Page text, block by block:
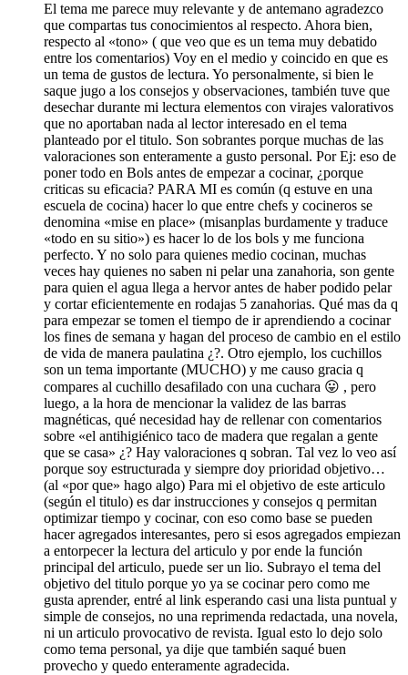
El tema me parece muy relevante y de antemano agradezco
que compartas tus conocimientos al respecto. Ahora bien,
respecto al «tono» ( que veo que es un tema muy debatido
entre los comentarios) Voy en el medio y coincido en que es
un tema de gustos de lectura. Yo personalmente, si bien le
saque jugo a los consejos y observaciones, también tuve que
desechar durante mi lectura elementos con virajes valorativos
que no aportaban nada al lector interesado en el tema
planteado por el titulo. Son sobrantes porque muchas de las
valoraciones son enteramente a gusto personal. Por Ej: eso de
poner todo en Bols antes de empezar a cocinar, ¿porque
criticas su eficacia? PARA MI es común (q estuve en una
escuela de cocina) hacer lo que entre chefs y cocineros se
denomina «mise en place» (misanplas burdamente y traduce
«todo en su sitio») es hacer lo de los bols y me funciona
perfecto. Y no solo para quienes medio cocinan, muchas
veces hay quienes no saben ni pelar una zanahoria, son gente
para quien el agua llega a hervor antes de haber podido pelar
y cortar eficientemente en rodajas 5 zanahorias. Qué mas da q
para empezar se tomen el tiempo de ir aprendiendo a cocinar
los fines de semana y hagan del proceso de cambio en el estilo
de vida de manera paulatina ¿?. Otro ejemplo, los cuchillos
son un tema importante (MUCHO) y me causo gracia q
compares al cuchillo desafilado con una cuchara 😛 , pero
luego, a la hora de mencionar la validez de las barras
magnéticas, qué necesidad hay de rellenar con comentarios
sobre «el antihigiénico taco de madera que regalan a gente
que se casa» ¿? Hay valoraciones q sobran. Tal vez lo veo así
porque soy estructurada y siempre doy prioridad objetivo…
(al «por que» hago algo) Para mi el objetivo de este articulo
(según el titulo) es dar instrucciones y consejos q permitan
optimizar tiempo y cocinar, con eso como base se pueden
hacer agregados interesantes, pero si esos agregados empiezan
a entorpecer la lectura del articulo y por ende la función
principal del articulo, puede ser un lio. Subrayo el tema del
objetivo del titulo porque yo ya se cocinar pero como me
gusta aprender, entré al link esperando casi una lista puntual y
simple de consejos, no una reprimenda redactada, una novela,
ni un articulo provocativo de revista. Igual esto lo dejo solo
como tema personal, ya dije que también saqué buen
provecho y quedo enteramente agradecida.